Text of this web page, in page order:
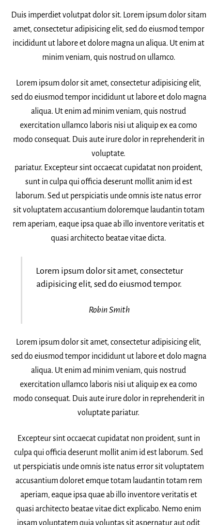
Duis imperdiet volutpat dolor sit. Lorem ipsum dolor sitam
amet, consectetur adipisicing elit, sed do eiusmod tempor
incididunt ut labore et dolore magna un aliqua. Ut enim at
minim veniam, quis nostrud on ullamco.
Lorem ipsum dolor sit amet, consectetur adipisicing elit,
sed do eiusmod tempor incididunt ut labore et dolo magna
aliqua. Ut enim ad minim veniam, quis nostrud
exercitation ullamco laboris nisi ut aliquip ex ea como
modo consequat. Duis aute irure dolor in reprehenderit in
voluptate.
pariatur. Excepteur sint occaecat cupidatat non proident,
sunt in culpa qui officia deserunt mollit anim id est
laborum. Sed ut perspiciatis unde omnis iste natus error
sit voluptatem accusantium doloremque laudantin totam
rem aperiam, eaque ipsa quae ab illo inventore veritatis et
quasi architecto beatae vitae dicta.
Lorem ipsum dolor sit amet, consectetur
adipisicing elit, sed do eiusmod tempor.
Robin Smith
Lorem ipsum dolor sit amet, consectetur adipisicing elit,
sed do eiusmod tempor incididunt ut labore et dolo magna
aliqua. Ut enim ad minim veniam, quis nostrud
exercitation ullamco laboris nisi ut aliquip ex ea como
modo consequat. Duis aute irure dolor in reprehenderit in
voluptate pariatur.
Excepteur sint occaecat cupidatat non proident, sunt in
culpa qui officia deserunt mollit anim id est laborum. Sed
ut perspiciatis unde omnis iste natus error sit voluptatem
accusantium doloret emque totam laudantin totam rem
aperiam, eaque ipsa quae ab illo inventore veritatis et
quasi architecto beatae vitae dict explicabo. Nemo enim
ipsam voluptatem quia voluptas sit aspernatur aut odit